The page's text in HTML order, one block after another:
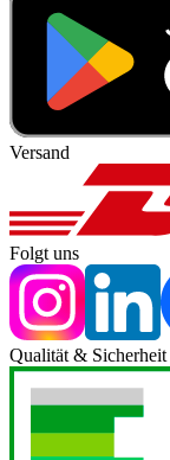
Versand
Folgt uns
Qualität & Sicherheit